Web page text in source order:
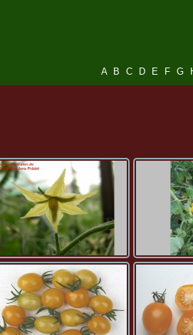
A B C D E F G